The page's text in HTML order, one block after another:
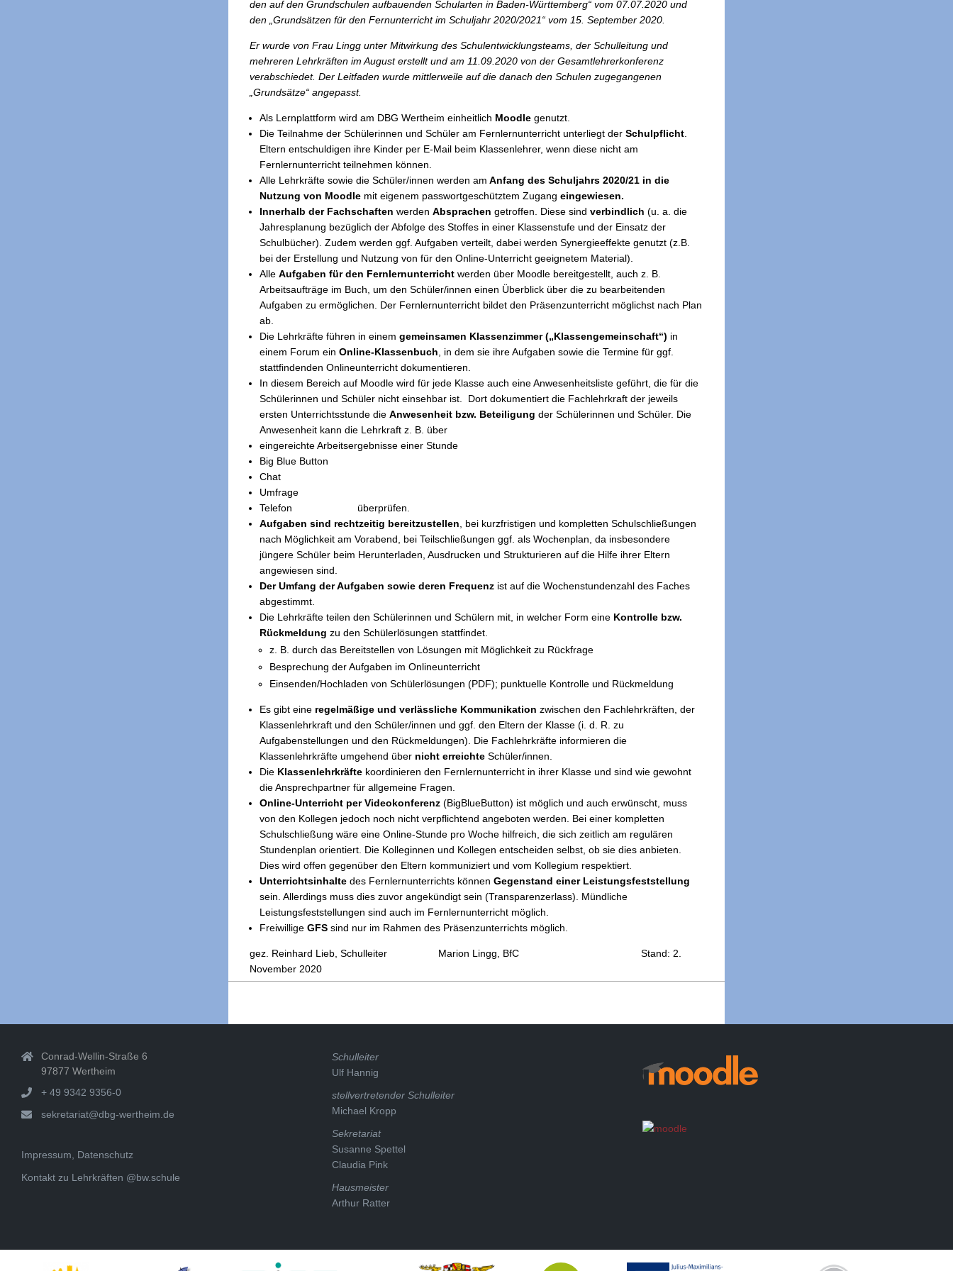
den auf den Grundschulen aufbauenden Schularten in Baden-Württemberg“ vom 07.07.2020 und
den „Grundsätzen für den Fernunterricht im Schuljahr 2020/2021“ vom 15. September 2020.
Er wurde von Frau Lingg unter Mitwirkung des Schulentwicklungsteams, der Schulleitung und
mehreren Lehrkräften im August erstellt und am 11.09.2020 von der Gesamtlehrerkonferenz
verabschiedet. Der Leitfaden wurde mittlerweile auf die danach den Schulen zugegangenen
„Grundsätze“ angepasst.
Als Lernplattform wird am DBG Wertheim einheitlich Moodle genutzt.
Die Teilnahme der Schülerinnen und Schüler am Fernlernunterricht unterliegt der Schulpflicht
Eltern entschuldigen ihre Kinder per E-Mail beim Klassenlehrer, wenn diese nicht am
Fernlernunterricht teilnehmen können.
Alle Lehrkräfte sowie die Schüler/innen werden am Anfang des Schuljahrs 2020/21 in die
Nutzung von Moodle mit eigenem passwortgeschütztem Zugang eingewiesen.
Innerhalb der Fachschaften werden Absprachen getroffen. Diese sind verbindlich (u. a. die
Jahresplanung bezüglich der Abfolge des Stoffes in einer Klassenstufe und der Einsatz der
Schulbücher). Zudem werden ggf. Aufgaben verteilt, dabei werden Synergieeffekte genutzt (z.B.
bei der Erstellung und Nutzung von für den Online-Unterricht geeignetem Material).
Alle Aufgaben für den Fernlernunterricht werden über Moodle bereitgestellt, auch z. B.
Arbeitsaufträge im Buch, um den Schüler/innen einen Überblick über die zu bearbeitenden
Aufgaben zu ermöglichen. Der Fernlernunterricht bildet den Präsenzunterricht möglichst nach Plan
ab.
Die Lehrkräfte führen in einem gemeinsamen Klassenzimmer („Klassengemeinschaft“) in
einem Forum ein Online-Klassenbuch , in dem sie ihre Aufgaben sowie die Termine für ggf.
stattfindenden Onlineunterricht dokumentieren.
In diesem Bereich auf Moodle wird für jede Klasse auch eine Anwesenheitsliste geführt, die für die
Schülerinnen und Schüler nicht einsehbar ist. Dort dokumentiert die Fachlehrkraft der jeweils
ersten Unterrichtsstunde die Anwesenheit bzw. Beteiligung der Schülerinnen und Schüler. Die
Anwesenheit kann die Lehrkraft z. B. über
eingereichte Arbeitsergebnisse einer Stunde
Big Blue Button
Chat
Umfrage
Telefon überprüfen.
Aufgaben sind rechtzeitig bereitzustellen , bei kurzfristigen und kompletten Schulschließungen
nach Möglichkeit am Vorabend, bei Teilschließungen ggf. als Wochenplan, da insbesondere
jüngere Schüler beim Herunterladen, Ausdrucken und Strukturieren auf die Hilfe ihrer Eltern
angewiesen sind.
Der Umfang der Aufgaben sowie deren Frequenz ist auf die Wochenstundenzahl des Faches
abgestimmt.
Die Lehrkräfte teilen den Schülerinnen und Schülern mit, in welcher Form eine Kontrolle bzw.
Rückmeldung zu den Schülerlösungen stattfindet.
z. B. durch das Bereitstellen von Lösungen mit Möglichkeit zu Rückfrage
Besprechung der Aufgaben im Onlineunterricht
Einsenden/Hochladen von Schülerlösungen (PDF); punktuelle Kontrolle und Rückmeldung
Es gibt eine regelmäßige und verlässliche Kommunikation zwischen den Fachlehrkräften, der
Klassenlehrkraft und den Schüler/innen und ggf. den Eltern der Klasse (i. d. R. zu
Aufgabenstellungen und den Rückmeldungen). Die Fachlehrkräfte informieren die
Klassenlehrkräfte umgehend über nicht erreichte Schüler/innen.
Die Klassenlehrkräfte koordinieren den Fernlernunterricht in ihrer Klasse und sind wie gewohnt
die Ansprechpartner für allgemeine Fragen.
Online-Unterricht per Videokonferenz (BigBlueButton) ist möglich und auch erwünscht, muss
von den Kollegen jedoch noch nicht verpflichtend angeboten werden. Bei einer kompletten
Schulschließung wäre eine Online-Stunde pro Woche hilfreich, die sich zeitlich am regulären
Stundenplan orientiert. Die Kolleginnen und Kollegen entscheiden selbst, ob sie dies anbieten.
Dies wird offen gegenüber den Eltern kommuniziert und vom Kollegium respektiert.
Unterrichtsinhalte des Fernlernunterrichts können Gegenstand einer Leistungsfeststellung
sein. Allerdings muss dies zuvor angekündigt sein (Transparenzerlass). Mündliche
Leistungsfeststellungen sind auch im Fernlernunterricht möglich.
Freiwillige GFS sind nur im Rahmen des Präsenzunterrichts möglich.
gez. Reinhard Lieb, Schulleiter Marion Lingg, BfC Stand: 2.
November 2020
Conrad-Wellin-Straße 6
97877 Wertheim
+ 49 9342 9356-0
sekretariat@dbg-wertheim.de
Impressum, Datenschutz
Kontakt zu Lehrkräften @bw.schule
Schulleiter
Ulf Hannig
stellvertretender Schulleiter
Michael Kropp
Sekretariat
Susanne Spettel
Claudia Pink
Hausmeister
Arthur Ratter